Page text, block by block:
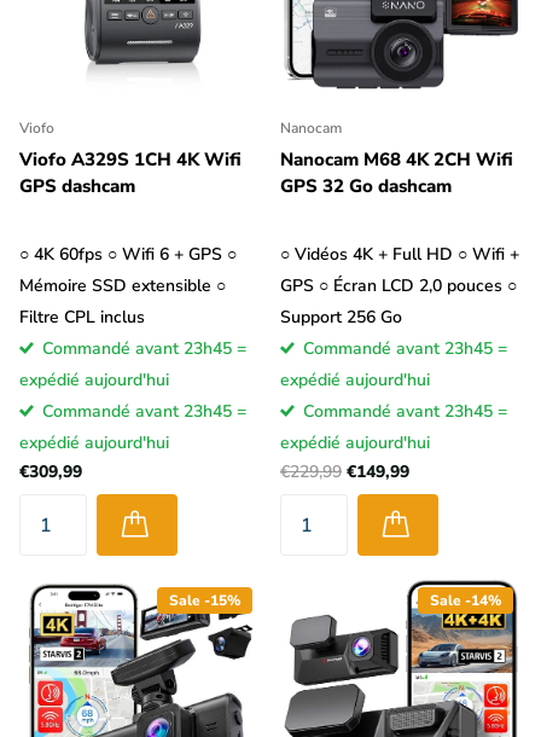
Viofo
Viofo A329S 1CH 4K Wifi
GPS dashcam
○ 4K 60fps ○ Wifi 6 + GPS ○
Mémoire SSD extensible ○
Filtre CPL inclus
Commandé avant 23h45 =
expédié aujourd'hui
Commandé avant 23h45 =
expédié aujourd'hui
€309,99
Nanocam
Nanocam M68 4K 2CH Wifi
GPS 32 Go dashcam
○ Vidéos 4K + Full HD ○ Wifi +
GPS ○ Écran LCD 2,0 pouces ○
Support 256 Go
Commandé avant 23h45 =
expédié aujourd'hui
Commandé avant 23h45 =
expédié aujourd'hui
€229,99 €149,99
Sale -15% Sale -14%